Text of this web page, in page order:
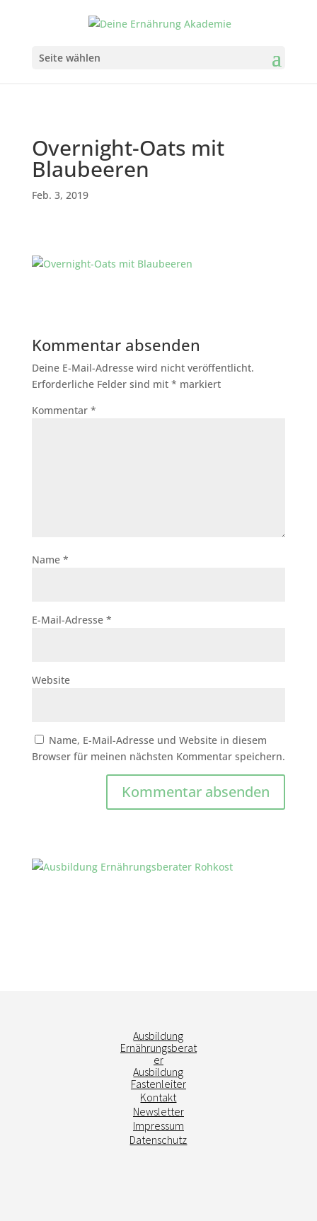
Seite wählen
Overnight-Oats mit
Blaubeeren
Feb. 3, 2019
Kommentar absenden
Deine E-Mail-Adresse wird nicht veröffentlicht.
Erforderliche Felder sind mit * markiert
Kommentar *
Name *
E-Mail-Adresse *
Website
Name, E-Mail-Adresse und Website in diesem
Browser für meinen nächsten Kommentar speichern.
Ausbildung
Ernährungsberat
er
Ausbildung
Fastenleiter
Kontakt
Newsletter
Impressum
Datenschutz